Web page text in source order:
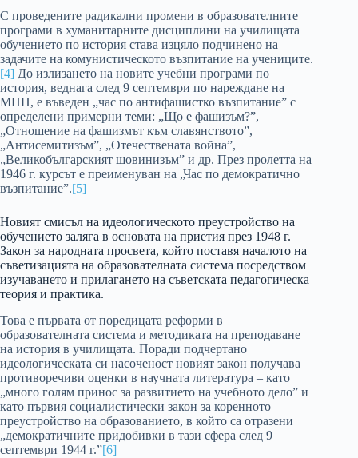
С проведените радикални промени в образователните
програми в хуманитарните дисциплини на училищата
обучението по история става изцяло подчинено на
задачите на комунистическото възпитание на учениците.
[4] До излизането на новите учебни програми по
история, веднага след 9 септември по нареждане на
МНП, е въведен „час по антифашистко възпитание” с
определени примерни теми: „Що е фашизъм?”,
„Отношение на фашизмът към славянството”,
„Антисемитизъм”, „Отечествената война”,
„Великобългарският шовинизъм” и др. През пролетта на
1946 г. курсът е преименуван на „Час по демократично
възпитание”.[5]
Новият смисъл на идеологическото преустройство на
обучението заляга в основата на приетия през 1948 г.
Закон за народната просвета, който поставя началото на
съветизацията на образователната система посредством
изучаването и прилагането на съветската педагогическа
теория и практика.
Това е първата от поредицата реформи в
образователната система и методиката на преподаване
на история в училищата. Поради подчертано
идеологическата си насоченост новият закон получава
противоречиви оценки в научната литература – като
„много голям принос за развитието на учебното дело” и
като първия социалистически закон за коренното
преустройство на образованието, в който са отразени
„демократичните придобивки в тази сфера след 9
септември 1944 г.”[6]